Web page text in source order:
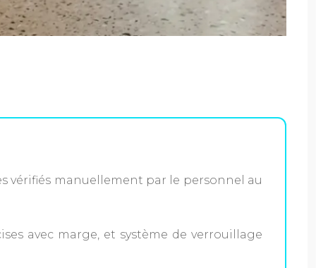
vérifiés manuellement par le personnel au
avec marge, et système de verrouillage